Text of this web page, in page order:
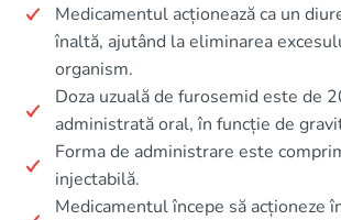
Medicamentul acționează ca un
înaltă, ajutând la eliminarea
organism.
Doza uzuală de furosemid este de
administrată oral, în funcție de
Forma de administrare este
injectabilă.
Medicamentul începe să acționeze